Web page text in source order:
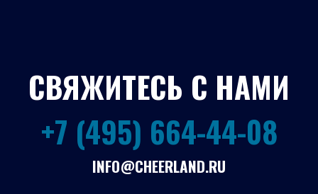
СВЯЖИТЕСЬ С НАМИ
+7 (495) 664-44-08
INFO@CHEERLAND.RU